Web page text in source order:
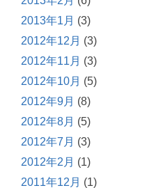
2013年1月 (3)
2012年12月 (3)
2012年11月 (3)
2012年10月 (5)
2012年9月 (8)
2012年8月 (5)
2012年7月 (3)
2012年2月 (1)
2011年12月 (1)